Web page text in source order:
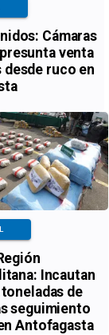
Cámaras
venta
desde ruco en
Incautan
de
seguimiento
Antofagasta